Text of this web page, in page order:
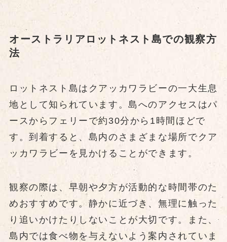
オーストラリアロットネスト島での観察方
法
ロットネスト島はクアッカワラビーの一大生息
地として知られています。島へのアクセスはパ
ースからフェリーで約30分から1時間ほどで
す。到着すると、島内のさまざまな場所でクア
ッカワラビーを見かけることができます。
観察の際は、早朝や夕方が活動的な時間帯のた
めおすすめです。静かに近づき、無理に触った
り追いかけたりしないことが大切です。また、
島内では食べ物を与えないよう案内されていま